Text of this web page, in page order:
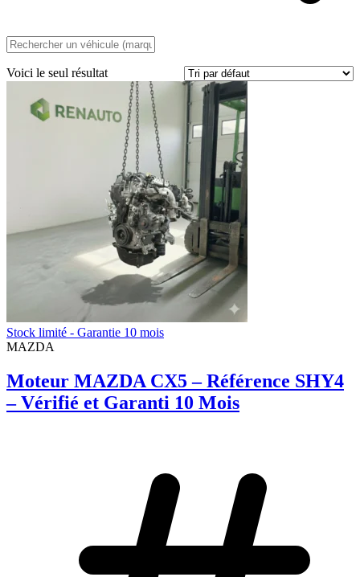
Voici le seul résultat
Stock limité - Garantie 10 mois
MAZDA
Moteur MAZDA CX5 – Référence SHY4
– Vérifié et Garanti 10 Mois